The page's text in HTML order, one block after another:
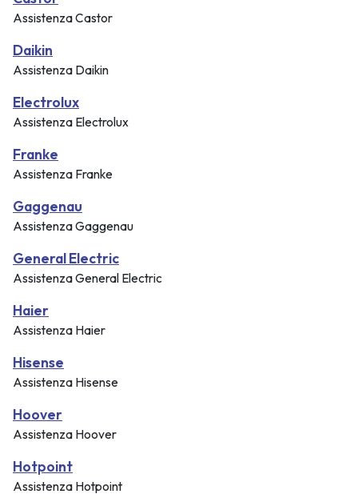
Assistenza Castor
Daikin
Assistenza Daikin
Electrolux
Assistenza Electrolux
Franke
Assistenza Franke
Gaggenau
Assistenza Gaggenau
General Electric
Assistenza General Electric
Haier
Assistenza Haier
Hisense
Assistenza Hisense
Hoover
Assistenza Hoover
Hotpoint
Assistenza Hotpoint